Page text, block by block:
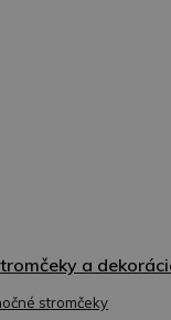
a
stromčeky